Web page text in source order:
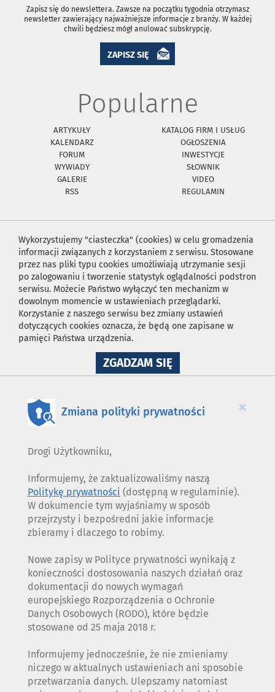
Zapisz się do newslettera. Zawsze na początku tygodnia otrzymasz
newsletter zawierający najważniejsze informacje z branży. W każdej
chwili będziesz mógł anulować subskrypcję.
ZAPISZ SIĘ
Popularne
ARTYKUŁY
KATALOG FIRM I USŁUG
KALENDARZ
OGŁOSZENIA
FORUM
INWESTYCJE
WYWIADY
SŁOWNIK
GALERIE
VIDEO
RSS
REGULAMIN
Wykorzystujemy "ciasteczka" (cookies) w celu gromadzenia
informacji związanych z korzystaniem z serwisu. Stosowane
przez nas pliki typu cookies umożliwiają utrzymanie sesji
po zalogowaniu i tworzenie statystyk oglądalności podstron
serwisu. Możecie Państwo wyłączyć ten mechanizm w
dowolnym momencie w ustawieniach przeglądarki.
Korzystanie z naszego serwisu bez zmiany ustawień
dotyczących cookies oznacza, że będą one zapisane w
pamięci Państwa urządzenia.
ZGADZAM SIĘNA
WYKORZYSTANIE
×
Zmiana polityki prywatności
Drogi Użytkowniku,
Informujemy, że zaktualizowaliśmy naszą
Politykę prywatności (dostępną w regulaminie).
W dokumencie tym wyjaśniamy w sposób
przejrzysty i bezpośredni jakie informacje
zbieramy i dlaczego to robimy.
Nowe zapisy w Polityce prywatności wynikają z
konieczności dostosowania naszych działań oraz
dokumentacji do nowych wymagań
europejskiego Rozporządzenia o Ochronie
Danych Osobowych (RODO), które będzie
stosowane od 25 maja 2018 r.
Informujemy jednocześnie, że nie zmieniamy
niczego w aktualnych ustawieniach ani sposobie
przetwarzania danych. Ulepszamy natomiast